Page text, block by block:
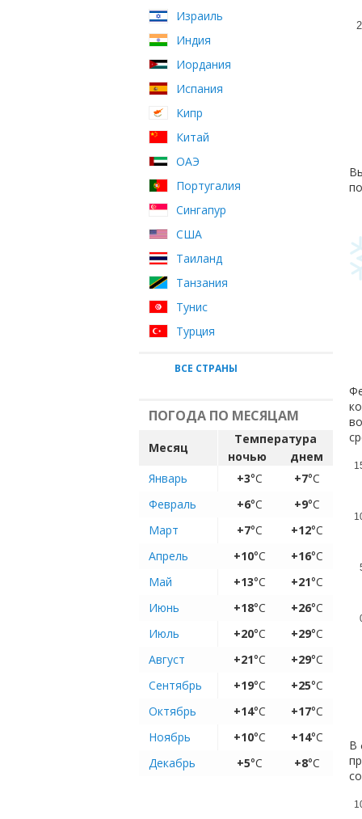
Израиль
Индия
Иордания
Испания
Кипр
Китай
ОАЭ
Португалия
Сингапур
США
Таиланд
Танзания
Тунис
Турция
ВСЕ СТРАНЫ
ПОГОДА ПО МЕСЯЦАМ
Месяц
Температура
ночью
днем
Январь
+3°C +7°C
Февраль
+6°C +9°C
Март
+7°C +12°C
Апрель
+10°C +16°C
Май
+13°C +21°C
Июнь
+18°C +26°C
Июль
+20°C +29°C
Август
+21°C +29°C
Сентябрь
+19°C +25°C
Октябрь
+14°C +17°C
Ноябрь
+10°C +14°C
Декабрь
+5°C +8°C
В